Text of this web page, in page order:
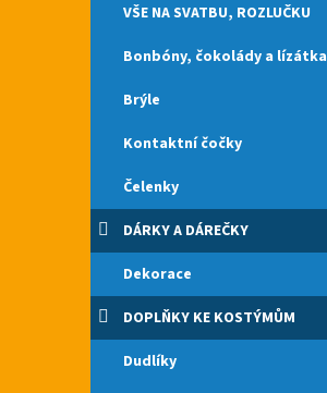
VŠE NA SVATBU, ROZLUČKU
Bonbóny, čokolády a lízátka
Brýle
Kontaktní čočky
Čelenky
DÁRKY A DÁREČKY
Dekorace
DOPLŇKY KE KOSTÝMŮM
Dudlíky